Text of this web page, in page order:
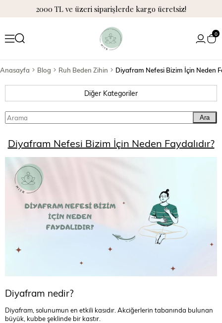
2000 TL ve üzeri siparişlerde kargo ücretsiz!
0
Anasayfa Blog Ruh Beden Zihin Diyafram Nefesi Bizim İçin Neden
Diğer Kategoriler
Ara
Diyafram Nefesi Bizim İçin Neden Faydalıdır?
Diyafram nedir?
Diyafram, solunumun en etkili kasıdır. Akciğerlerin tabanında bulunan
büyük, kubbe şeklinde bir kastır.